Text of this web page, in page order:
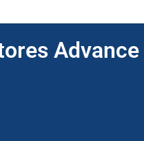
Advance